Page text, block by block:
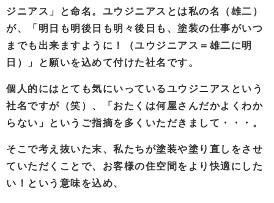
ジニアス」と命名。ユウジニアスとは私の名（雄二）
が、「明日も明後日も明々後日も、塗装の仕事がいつ
までも出来ますように！（ユウジニアス＝雄二に明
日）」と願いを込めて付けた社名です。
個人的にはとても気にいっているユウジニアスという
社名ですが（笑）、「おたくは何屋さんだかよくわか
らない」というご指摘を多くいただきまして・・・。
そこで考え抜いた末、私たちが塗装や塗り直しをさせ
ていただくことで、お客様の住空間をより快適にした
い！という意味を込め、